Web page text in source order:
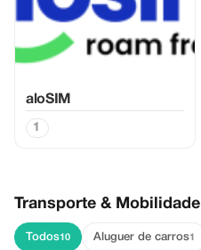
aloSIM
1
Transporte & Mobilidade
Todos10 Aluguer de carros1